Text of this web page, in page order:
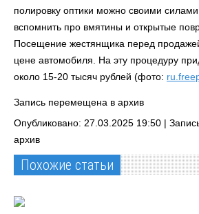
полировку оптики можно своими
вспомнить про вмятины и открытые
Посещение жестянщика перед
цене автомобиля. На эту процедуру
около 15-20 тысяч рублей (фото:
Запись перемещена в архив
Опубликовано: 27.03.2025 19:50 |
архив
Похожие статьи